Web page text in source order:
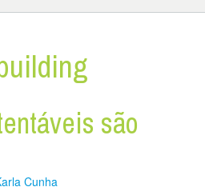
são
Cunha